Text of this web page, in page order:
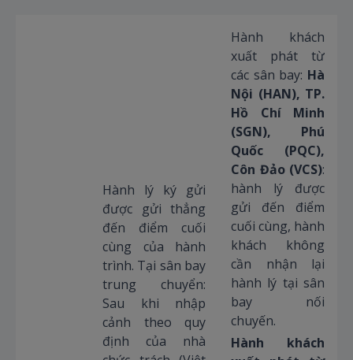
Hành lý ký gửi
được gửi thẳng
đến điểm cuối
cùng của hành
trình. Tại sân bay
trung chuyển:
Sau khi nhập
cảnh theo quy
định của nhà
Hành khách
xuất phát từ
các sân bay: Hà
Nội (HAN), TP.
Hồ Chí Minh
(SGN), Phú
Quốc (PQC),
Côn Đảo (VCS):
hành lý được
gửi đến điểm
cuối cùng, hành
khách không
cần nhận lại
hành lý tại sân
bay nối
chuyến.
Hành khách